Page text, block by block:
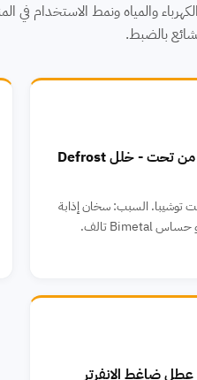
والمياه ونمط الاستخدام في
بالضبط.
الثلاجة توشيبا مش بتسقع من تحت - خلل Defrost
توشيبا. السبب: سخان إذابة
الثلج محترق، أو ثرموفيوز منفجر، أو حساس Bimetal تالف.